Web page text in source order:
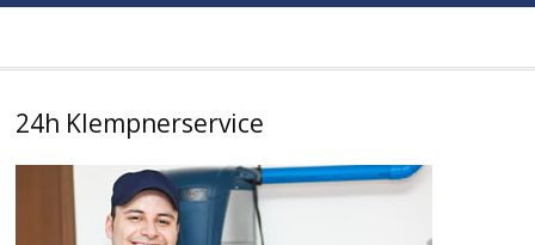
24h Klempnerservice